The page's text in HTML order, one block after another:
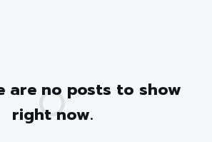
are no posts to show
right now.